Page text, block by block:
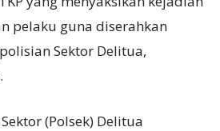
pelaku guna diserahkan
Sektor Delitua,
(Polsek) Delitua